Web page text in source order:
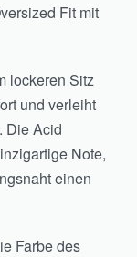
Fit mit
lockeren Sitz
und verleiht
Die Acid
Note,
einen
Farbe des